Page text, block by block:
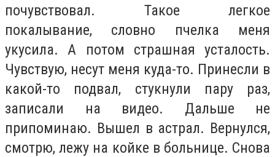
почувствовал. Такое легкое
покалывание, словно пчелка меня
укусила. А потом страшная усталость.
Чувствую, несут меня куда-то. Принесли в
какой-то подвал, стукнули пару раз,
записали на видео. Дальше не
припоминаю. Вышел в астрал. Вернулся,
смотрю, лежу на койке в больнице. Снова